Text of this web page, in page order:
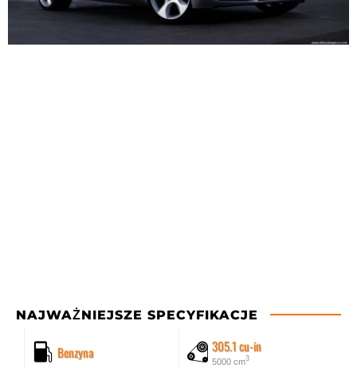
NAJWAŻNIEJSZE SPECYFIKACJE
Benzyna 305.1 cu-in
5000 cm3